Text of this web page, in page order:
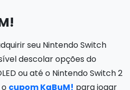
seu Nintendo Switch
descolar opções do
ou até o Nintendo Switch 2
cupom KaBuM! para jogar